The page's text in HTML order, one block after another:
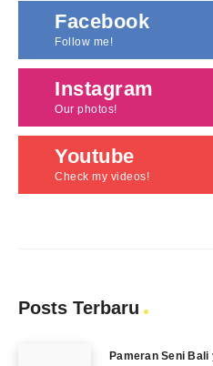
Facebook
Follow me!
Instagram
Our photos!
Youtube
Check my videos!
Posts Terbaru
Pameran Seni